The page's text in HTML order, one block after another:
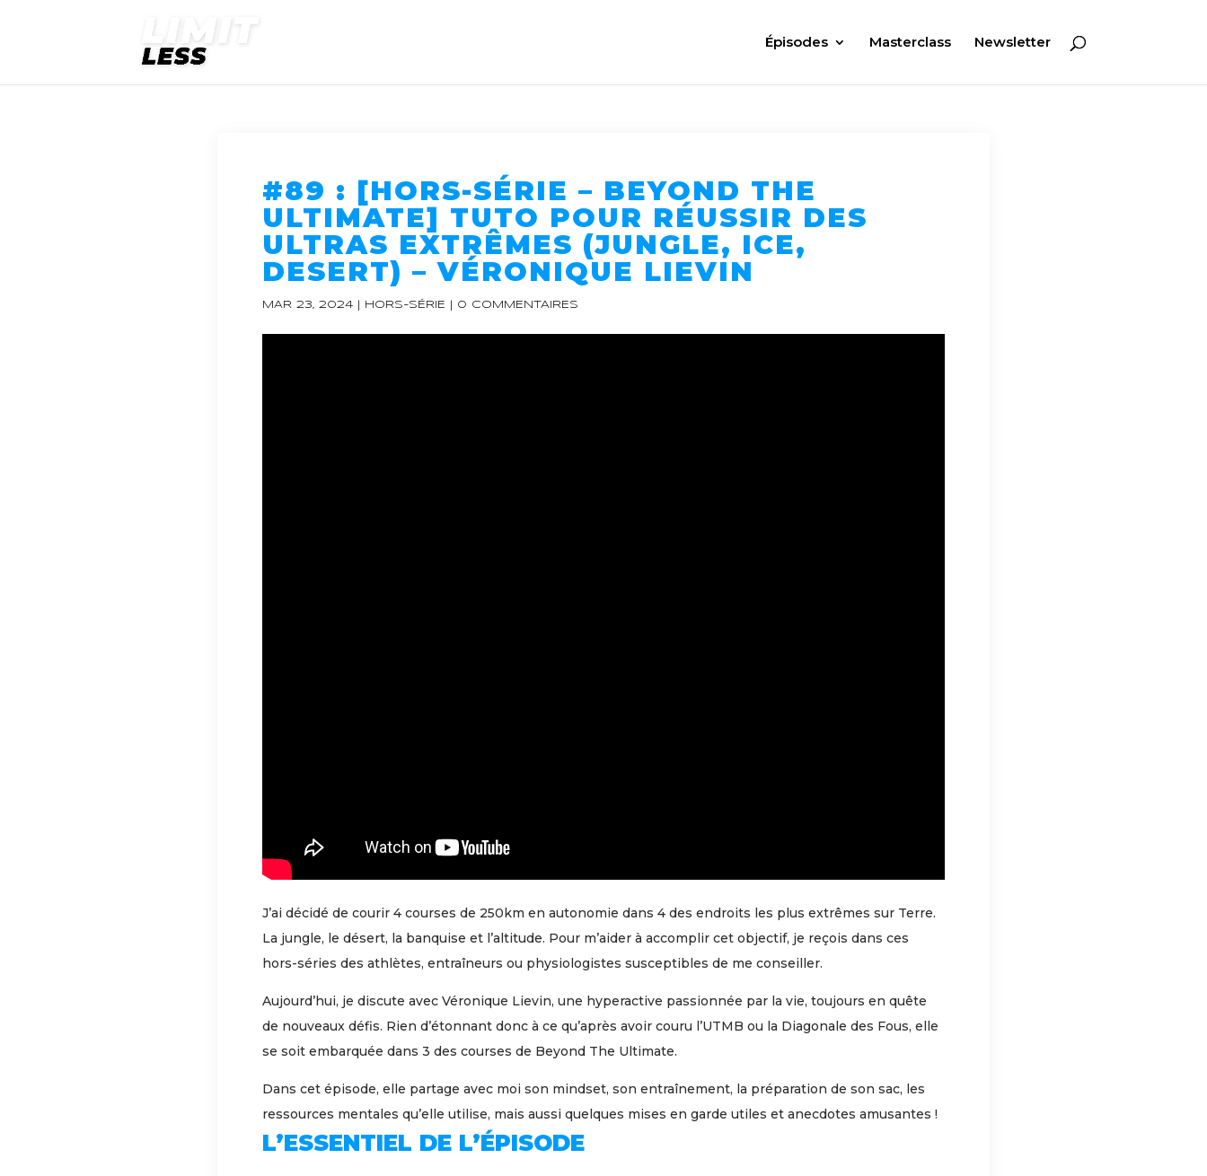
Épisodes Masterclass Newsletter
#89 : [HORS-SÉRIE – BEYOND THE
ULTIMATE] TUTO POUR RÉUSSIR DES
ULTRAS EXTRÊMES (JUNGLE, ICE,
DESERT) – VÉRONIQUE LIEVIN
MAR 23, 2024| HORS-SÉRIE 0 COMMENTAIRES
J’ai décidé de courir 4 courses de 250km en autonomie dans 4 des endroits les plus extrêmes sur Terre.
La jungle, le désert, la banquise et l’altitude. Pour m’aider à accomplir cet objectif, je reçois dans ces
hors-séries des athlètes, entraîneurs ou physiologistes susceptibles de me conseiller.
Aujourd’hui, je discute avec Véronique Lievin, une hyperactive passionnée par la vie, toujours en quête
de nouveaux défis. Rien d’étonnant donc à ce qu’après avoir couru l’UTMB ou la Diagonale des Fous, elle
se soit embarquée dans 3 des courses de Beyond The Ultimate.
Dans cet épisode, elle partage avec moi son mindset, son entraînement, la préparation de son sac, les
ressources mentales qu’elle utilise, mais aussi quelques mises en garde utiles et anecdotes amusantes !
L’ESSENTIEL DE L’ÉPISODE